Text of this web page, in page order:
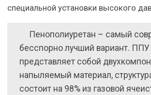
специальной установки высокого
Пенополиуретан – самый
бесспорно лучший вариант. ППУ
представляет собой
напыляемый материал,
состоит на 98% из газовой